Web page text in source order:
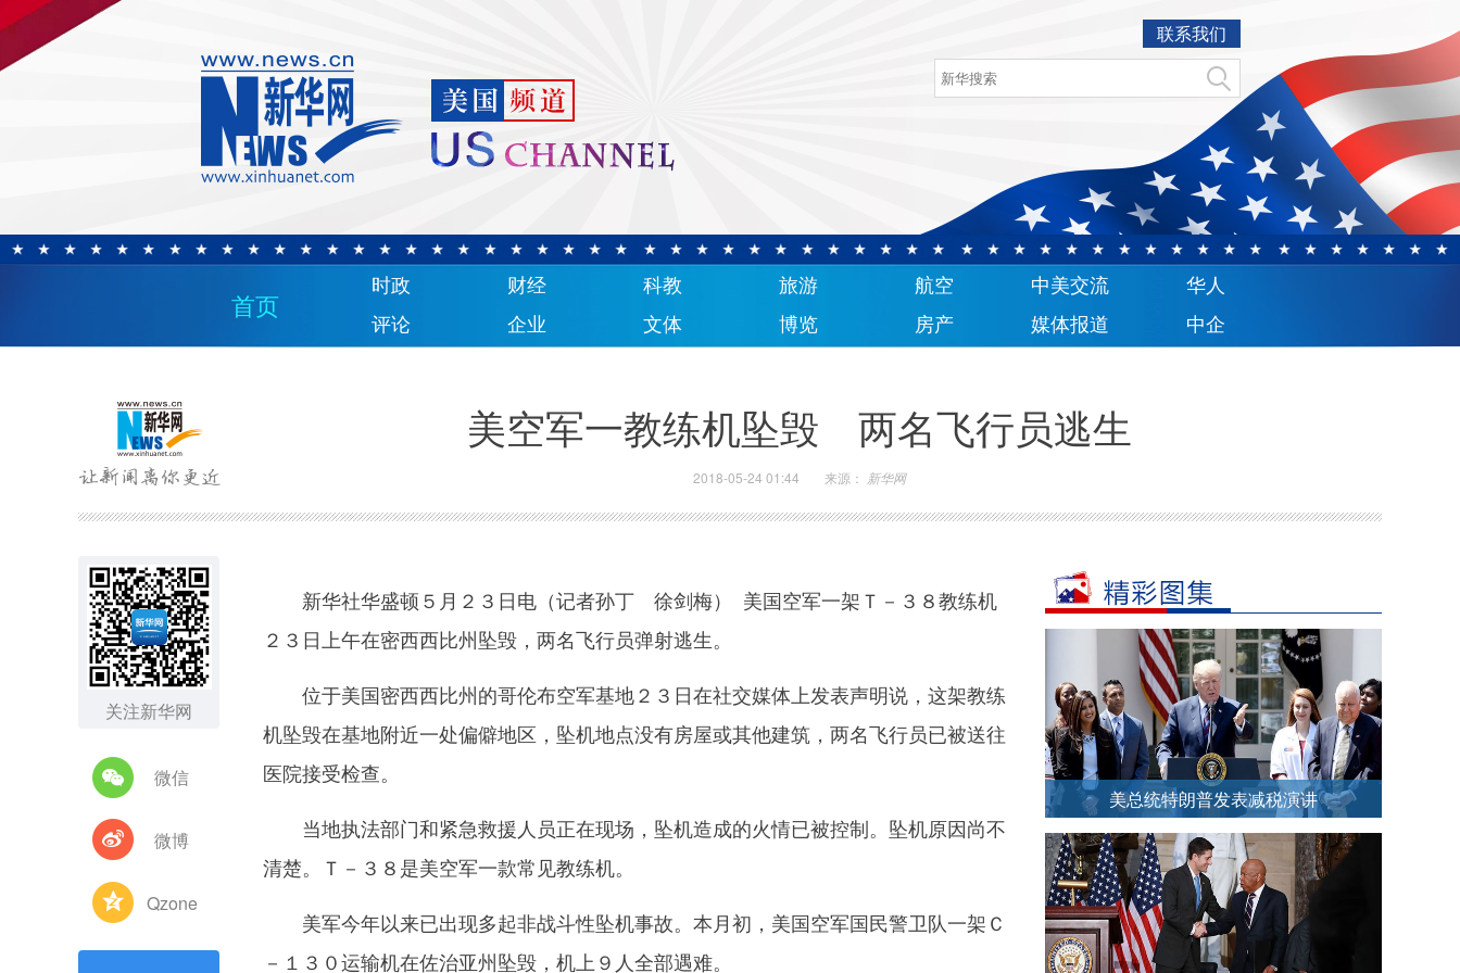
联系我们
首页
时政 财经 科教 旅游 航空 中美交流
华人
评论
企业 文体 博览 房产 媒体报道 中企
美空军一教练机坠毁 两名飞行员逃生
2018-05-24 01:44 来源： 新华网
关注新华网
微信
微博
Qzone
新华社华盛顿５月２３日电（记者孙丁 徐剑梅） 美国空军一架Ｔ－３８教练机
２３日上午在密西西比州坠毁，两名飞行员弹射逃生。
位于美国密西西比州的哥伦布空军基地２３日在社交媒体上发表声明说，这架教练
机坠毁在基地附近一处偏僻地区，坠机地点没有房屋或其他建筑，两名飞行员已被送往
医院接受检查。
当地执法部门和紧急救援人员正在现场，坠机造成的火情已被控制。坠机原因尚不
清楚。Ｔ－３８是美空军一款常见教练机。
美军今年以来已出现多起非战斗性坠机事故。本月初，美国空军国民警卫队一架Ｃ
－１３０运输机在佐治亚州坠毁，机上９人全部遇难。
美总统特朗普发表减税演讲